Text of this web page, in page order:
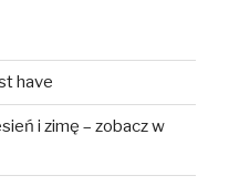
have
i zimę – zobacz w